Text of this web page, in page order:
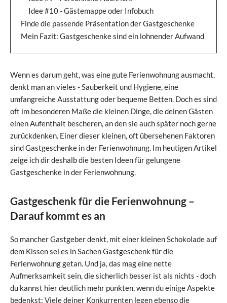
Idee #10 - Gästemappe oder Infobuch
Finde die passende Präsentation der Gastgeschenke
Mein Fazit: Gastgeschenke sind ein lohnender Aufwand
Wenn es darum geht, was eine gute Ferienwohnung ausmacht,
denkt man an vieles - Sauberkeit und Hygiene, eine
umfangreiche Ausstattung oder bequeme Betten. Doch es sind
oft im besonderen Maße die kleinen Dinge, die deinen Gästen
einen Aufenthalt bescheren, an den sie auch später noch gerne
zurückdenken. Einer dieser kleinen, oft übersehenen Faktoren
sind Gastgeschenke in der Ferienwohnung. Im heutigen Artikel
zeige ich dir deshalb die besten Ideen für gelungene
Gastgeschenke in der Ferienwohnung.
Gastgeschenk für die Ferienwohnung –
Darauf kommt es an
So mancher Gastgeber denkt, mit einer kleinen Schokolade auf
dem Kissen sei es in Sachen Gastgeschenk für die
Ferienwohnung getan. Und ja, das mag eine nette
Aufmerksamkeit sein, die sicherlich besser ist als nichts - doch
du kannst hier deutlich mehr punkten, wenn du einige Aspekte
bedenkst: Viele deiner Konkurrenten legen ebenso die